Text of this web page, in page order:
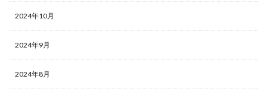
2024年10月
2024年9月
2024年8月